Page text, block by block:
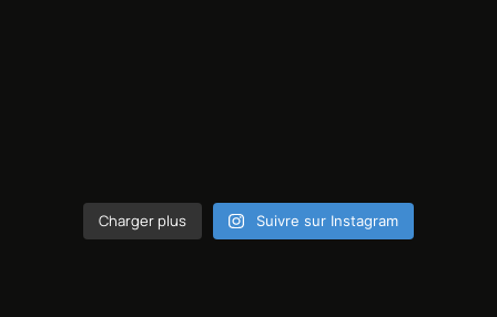
Charger plus Suivre sur Instagram